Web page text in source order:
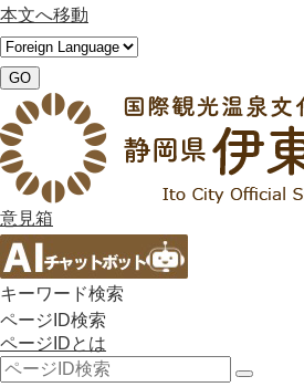
本文へ移動
GO
意見箱
キーワード検索
ページID検索
ページIDとは